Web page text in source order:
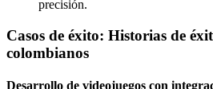
precisión.
Casos de éxito: Historias de
colombianos
Desarrollo de videojuegos con